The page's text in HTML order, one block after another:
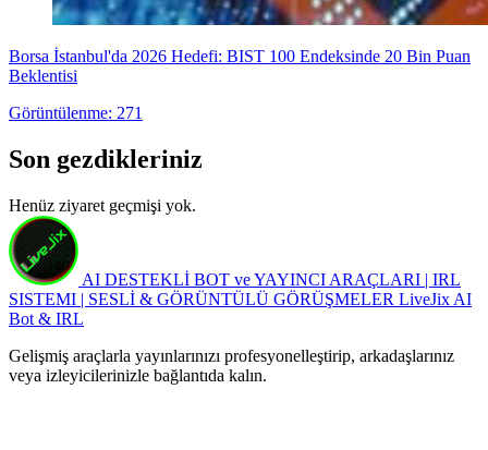
Borsa İstanbul'da 2026 Hedefi: BIST 100 Endeksinde 20 Bin Puan
Beklentisi
Görüntülenme: 271
Son gezdikleriniz
Henüz ziyaret geçmişi yok.
AI DESTEKLİ BOT ve YAYINCI ARAÇLARI | IRL
SISTEMI | SESLİ & GÖRÜNTÜLÜ GÖRÜŞMELER LiveJix AI
Bot & IRL
Gelişmiş araçlarla yayınlarınızı profesyonelleştirip, arkadaşlarınız
veya izleyicilerinizle bağlantıda kalın.